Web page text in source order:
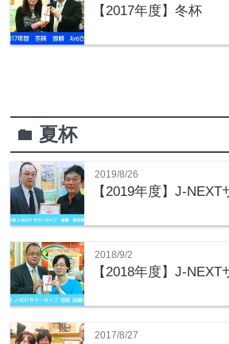
【2017年度】冬杯
folder 夏杯
2019/8/26
【2019年度】J-
2018/9/2
【2018年度】J-
2017/8/27